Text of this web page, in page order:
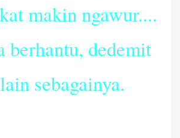
makin ngawur....
berhantu, dedemit
sebagainya.